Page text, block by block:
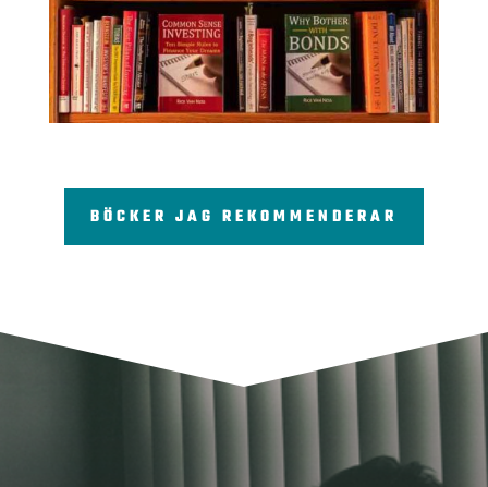
BÖCKER JAG REKOMMENDERAR